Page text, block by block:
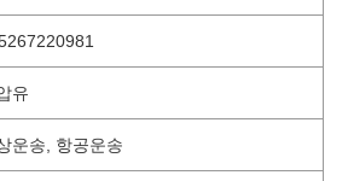
유
운송, 항공운송